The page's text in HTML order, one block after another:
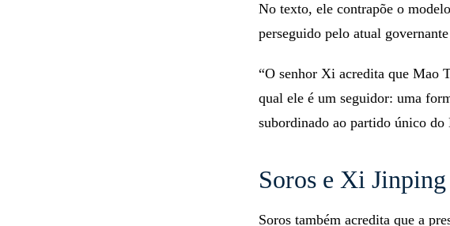
No texto, ele contrapõe o
perseguido pelo atual
“O senhor Xi acredita que Mao
qual ele é um seguidor: uma
subordinado ao partido único do
Soros e Xi Jinping
Soros também acredita que a